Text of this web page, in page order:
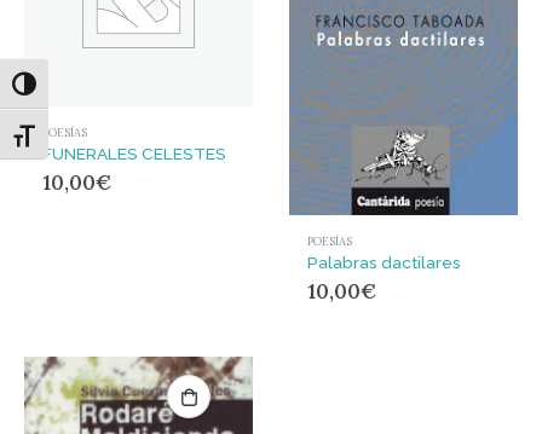
Alternar alto contraste
Alternar tamaño de letra
POESÍAS
FUNERALES CELESTES
10,00€
POESÍAS
Palabras dactilares
10,00€